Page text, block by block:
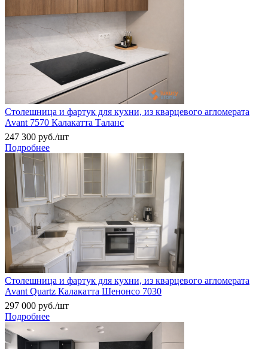
Столешница и фартук для кухни, из кварцевого агломерата
Avant 7570 Калакатта Таланс
247 300 руб./шт
Подробнее
Столешница и фартук для кухни, из кварцевого агломерата
Avant Quartz Калакатта Шенонсо 7030
297 000 руб./шт
Подробнее